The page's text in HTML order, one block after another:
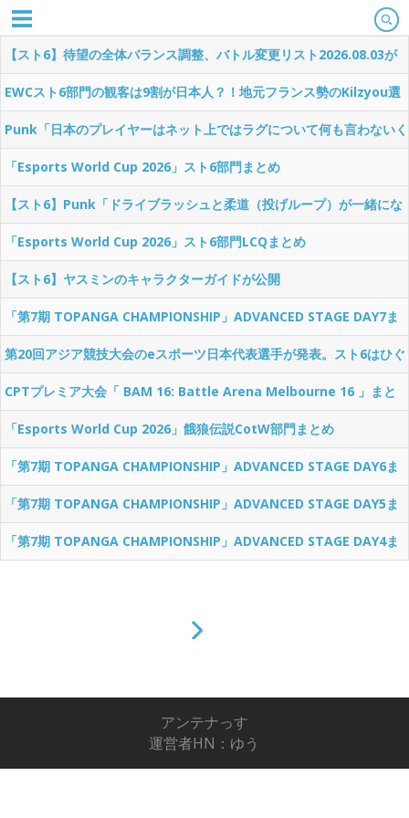
【スト6】待望の全体バランス調整、バトル変更リスト2026.08.03が
公開
EWCスト6部門の観客は9割が日本人？！地元フランス勢のKilzyou選
手「格ゲーは地元開催ですらアウェイとかエグいわ」
Punk「日本のプレイヤーはネット上ではラグについて何も言わないく
せに、リアルでは他のプレイヤーにラグいと愚痴ってる。カプコンが
気にかけているのは日本のプレイヤーだけ。」
「Esports World Cup 2026」スト6部門まとめ
【スト6】Punk「ドライブラッシュと柔道（投げループ）が一緒にな
るとゲームがめちゃくちゃになる。どっちか1つは取り除かないと。
10年もこれが続くなんて怖いよ。」
「Esports World Cup 2026」スト6部門LCQまとめ
【スト6】ヤスミンのキャラクターガイドが公開
「第7期 TOPANGA CHAMPIONSHIP」ADVANCED STAGE DAY7ま
とめ
第20回アジア競技大会のeスポーツ日本代表選手が発表。スト6はひぐ
ち選手、鉄拳8はノビ選手、KOF15はスコア選手が選出
CPTプレミア大会「 BAM 16: Battle Arena Melbourne 16 」まと
め
「Esports World Cup 2026」餓狼伝説CotW部門まとめ
「第7期 TOPANGA CHAMPIONSHIP」ADVANCED STAGE DAY6ま
とめ
「第7期 TOPANGA CHAMPIONSHIP」ADVANCED STAGE DAY5ま
とめ
「第7期 TOPANGA CHAMPIONSHIP」ADVANCED STAGE DAY4ま
アンテナっす
運営者HN：ゆう